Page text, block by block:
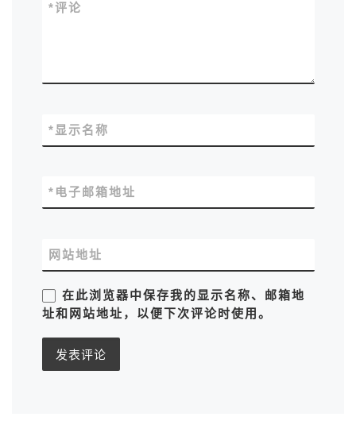
评论
*
显示名称
*
电子邮箱地址
*
网站地址
在此浏览器中保存我的显示名称、邮箱地
址和网站地址，以便下次评论时使用。